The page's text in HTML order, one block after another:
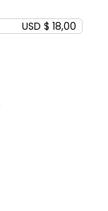
USD $ 18,00